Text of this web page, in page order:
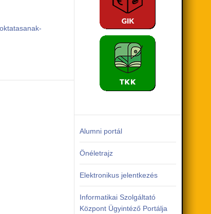
Alumni portál
Önéletrajz
Elektronikus jelentkezés
Informatikai Szolgáltató
Központ Ügyintéző Portálja